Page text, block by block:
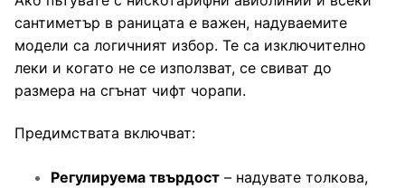
сантиметър в раницата е важен, надуваемите
модели са логичният избор. Те са изключително
леки и когато не се използват, се свиват до
размера на сгънат чифт чорапи.
Предимствата включват:
Регулируема твърдост – надувате толкова,